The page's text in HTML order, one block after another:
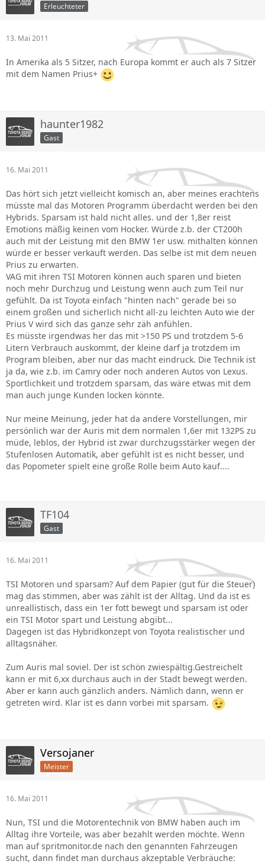
Erleuchteter
13. Mai 2011
In Amerika als 5 Sitzer, nach Europa kommt er auch als 7 Sitzer
mit dem Namen Prius+
haunter1982
Gast
16. Mai 2011
Das hört sich jetzt vielleicht komisch an, aber meines erachtens
müsste mal das Motoren Programm überdacht werden bei den
Hybrids. Sparsam ist hald nicht alles. und der 1,8er reist
Emotions mäßig keinen vom Hocker. Würde z.b. der CT200h
auch mit der Leistung mit den BMW 1er usw. mithalten können
würde er besser verkauft werden. Das selbe ist mit dem neuen
Prius zu erwarten.
VAG mit ihren TSI Motoren können auch sparen und bieten
noch mehr Durchzug und Leistung wenn auch zum Teil nur
gefühlt. Da ist Toyota einfach "hinten nach" gerade bei so
einem großen und sicherlich nicht all-zu leichten Auto wie der
Prius V wird sich das ganze sehr zäh anfühlen.
Es müsste irgendwas her das mit >150 PS und trotzdem 5-6
Litern Verbrauch auskommt, der kleine darf ja trotzdem im
Program bleiben, aber nur das macht eindruck. Die Technik ist
ja da, wie z.b. im Camry oder noch anderen Autos von Lexus.
Sportlichkeit und trotzdem sparsam, das wäre etwas mit dem
man auch junge Kunden locken könnte.
Nur meine Meinung, jeder hat da andere Vorstellungen, mir
persönlich war der Auris mit dem normalen 1,6er mit 132PS zu
müde, leblos, der Hybrid ist zwar durchzugsstärker wegen der
Stufenlosen Automatik, aber gefühlt ist es nicht besser, und
das Popometer spielt eine große Rolle beim Auto kauf....
TF104
Gast
16. Mai 2011
TSI Motoren und sparsam? Auf dem Papier (gut für die Steuer)
mag das stimmen, aber was zählt ist der Alltag. Und da ist es
unreallistisch, dass ein 1er fott bewegt und sparsam ist oder
ein TSI Motor spart und Leistung abgibt...
Dagegen ist das Hybridkonzept von Toyota realistischer und
alltagsnäher.
Zum Auris mal soviel. Der ist schön zwiespältig.Gestreichelt
kann er mit 6,xx durchaus auch in der Stadt bewegt werden.
Aber er kann auch gänzlich anders. Nämlich dann, wenn er
getreten wird. Klar ist es dann vorbei mit sparsam.
Versojaner
Meister
16. Mai 2011
Nun, TSI und die Motorentechnik von BMW haben auch im
Alltag ihre Vorteile, was aber bezahlt werden möchte. Wenn
man auf spritmonitor.de nach den genannten Fahrzeugen
sucht, dann findet man durchaus akzeptable Verbräuche: